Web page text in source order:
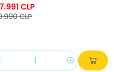
CLP
CLP